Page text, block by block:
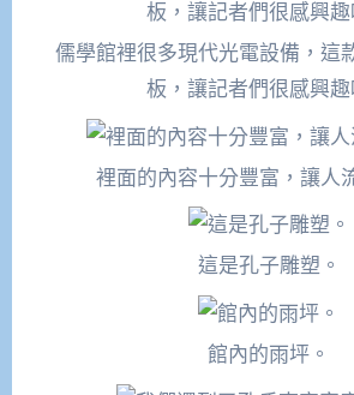
儒學館裡很多現代光電設備，這
板，讓記者們很感興趣
裡面的內容十分豐富，讓人
這是孔子雕塑。
館內的雨坪。